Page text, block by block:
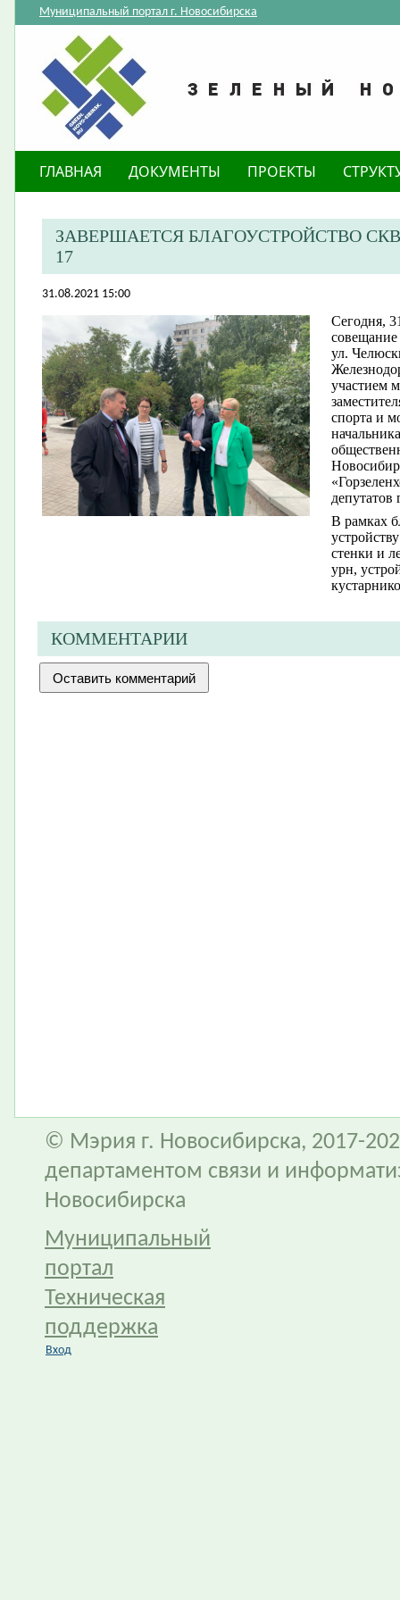
Муниципальный портал г. Новосибирска
ГЛАВНАЯ ДОКУМЕНТЫ ПРОЕКТЫ
ЗАВЕРШАЕТСЯ БЛАГОУСТРОЙСТВО
17
31.08.2021 15:00
​Сегодня,
совещание
ул.
участием
спорта и
В рамках
стенки и
урн,
КОММЕНТАРИИ
© Мэрия г. Новосибирска, 2017-
департаментом связи и
Новосибирска
Муниципальный
портал
Техническая
поддержка
Вход